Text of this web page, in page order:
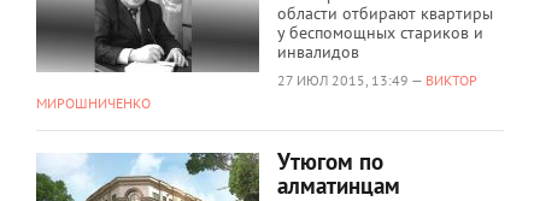
области отбирают квартиры
у беспомощных стариков и
инвалидов
27 ИЮЛ 2015, 13:49 — ВИКТОР
МИРОШНИЧЕНКО
Утюгом по
алматинцам